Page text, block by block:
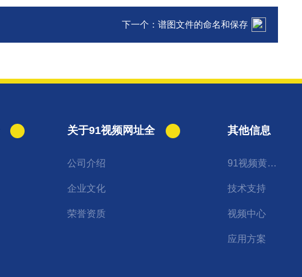
下一个： 谱图文件的命名和保存
关于91视频网址全
公司介绍
企业文化
荣誉资质
其他信息
91视频黄色APP下载
技术支持
视频中心
应用方案